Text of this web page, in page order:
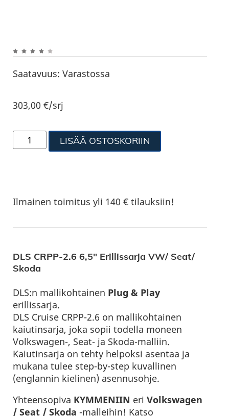
Saatavuus: Varastossa
303,00€/srj
LISÄÄ OSTOSKORIIN
Ilmainen toimitus yli 140 € tilauksiin!
DLS CRPP-2.6 6,5″ Erillissarja VW/ Seat/
Skoda
DLS:n mallikohtainen Plug & Play
erillissarja.
DLS Cruise CRPP-2.6 on mallikohtainen
kaiutinsarja, joka sopii todella moneen
Volkswagen-, Seat- ja Skoda-malliin.
Kaiutinsarja on tehty helpoksi asentaa ja
mukana tulee step-by-step kuvallinen
(englannin kielinen) asennusohje.
Yhteensopiva KYMMENIIN eriVolkswagen
/ Seat / Skoda -malleihin! Katso